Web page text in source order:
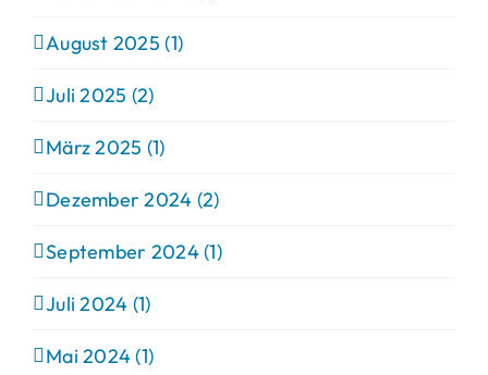
August 2025 (1)
Juli 2025 (2)
März 2025 (1)
Dezember 2024 (2)
September 2024 (1)
Juli 2024 (1)
Mai 2024 (1)